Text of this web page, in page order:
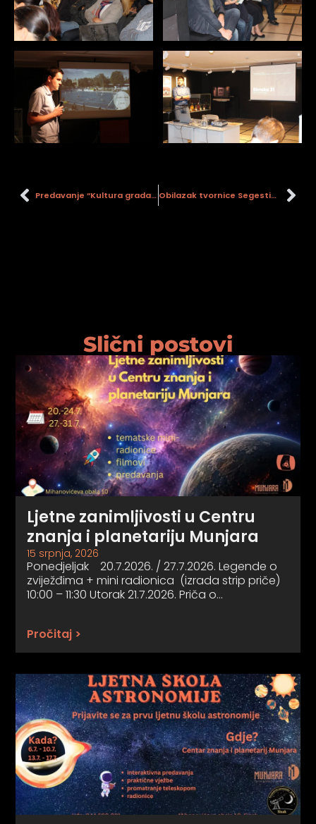
Predavanje “Kultura grada. Smisao proizvodnje i industrijske baštine” Obilazak tvornice Segestica
Slični postovi
Ljetne zanimljivosti u Centru
znanja i planetariju Munjara
15 srpnja, 2026
Ponedjeljak 20.7.2026. / 27.7.2026. Legende o
zviježđima + mini radionica (izrada strip priče)
10:00 – 11:30 Utorak 21.7.2026. Priča o…
Pročitaj >